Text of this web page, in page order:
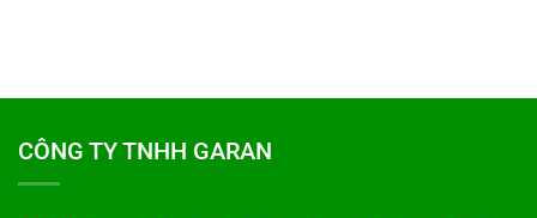
CÔNG TY TNHH GARAN